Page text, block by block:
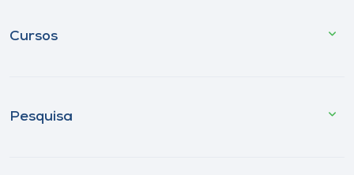
Cursos
Pesquisa